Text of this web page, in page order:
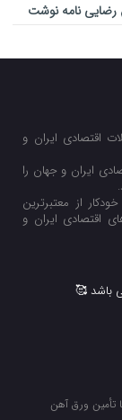
نامه نوشت
اقتصادی ایران و
ایران و جهان را
از معتبرترین
اقتصادی ایران و
باشد 🥰
تأمین ورق آهن